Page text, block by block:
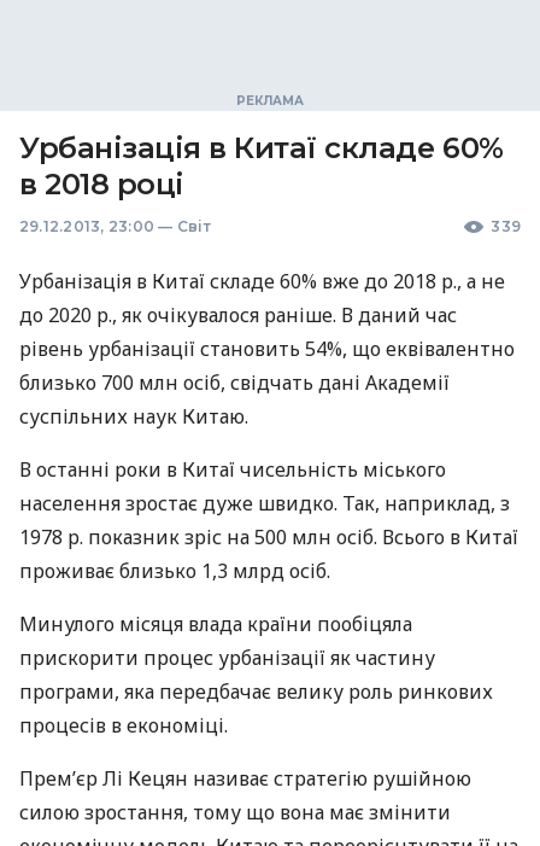
Урбанізація в Китаї складе 60%
в 2018 році
29.12.2013, 23:00 — Світ 339
Урбанізація в Китаї складе 60% вже до 2018 р., а не
до 2020 р., як очікувалося раніше. В даний час
рівень урбанізації становить 54%, що еквівалентно
близько 700 млн осіб, свідчать дані Академії
суспільних наук Китаю.
В останні роки в Китаї чисельність міського
населення зростає дуже швидко. Так, наприклад, з
1978 р. показник зріс на 500 млн осіб. Всього в Китаї
проживає близько 1,3 млрд осіб.
Минулого місяця влада країни пообіцяла
прискорити процес урбанізації як частину
програми, яка передбачає велику роль ринкових
процесів в економіці.
Прем’єр Лі Кецян називає стратегію рушійною
силою зростання, тому що вона має змінити